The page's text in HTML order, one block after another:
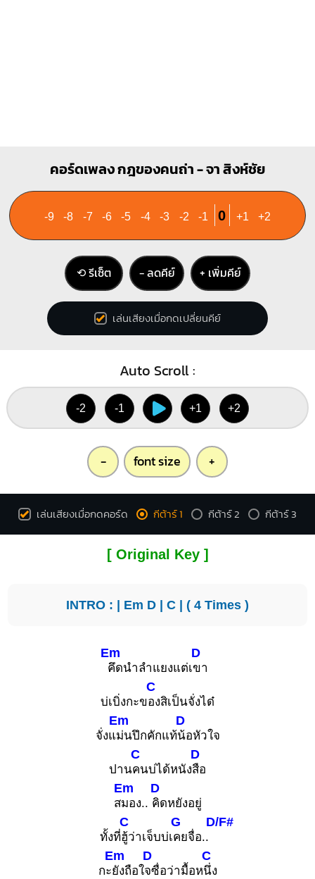
คอร์ดเพลง กฎของคนถ่า - จา สิงห์ชัย
-9 -8 -7 -6 -5 -4 -3 -2 -1 0 +1 +2
⟲ รีเซ็ต − ลดคีย์ + เพิ่มคีย์
เล่นเสียงเมื่อกดเปลี่ยนคีย์
Auto Scroll :
-2 -1 +1 +2
- font size +
เล่นเสียงเมื่อกดคอร์ด กีต้าร์ 1 กีต้าร์ 2 กีต้าร์ 3
[ Original Key ]
INTRO : | Em D | C | ( 4 Times )
Em
คึดนำลำแยงแต่เ
D
ขา
บ่เบิ่งกะข
C
องสิเป็นจั่งได๋
จั่งแ
Em
ม่นปึกคักแท้
D
น้อหัวใจ
ปาน
C
คนบ่ได้หนัง
D
สือ
ส
Em
มอง..
D
คิดหยังอยู่
ทั้งที่
C
ฮู้ว่าเจ็บบ่เ
G
คยจื่อ..
D/F#
กะ
Em
ยังถือใ
D
จซื่อว่ามื้อห
C
นึ่ง